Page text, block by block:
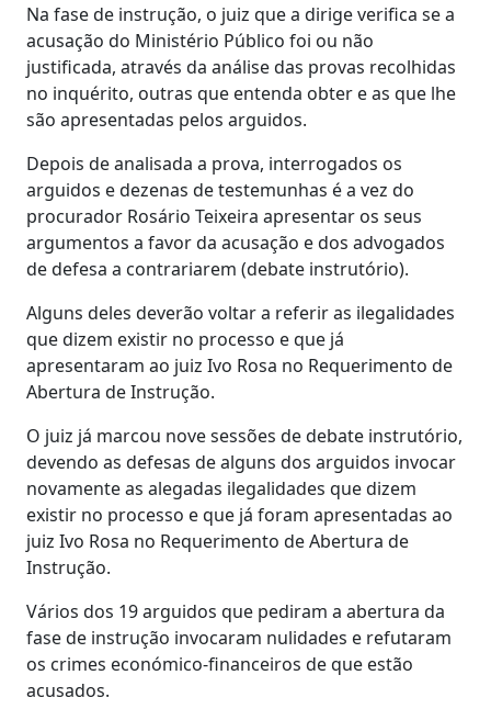
Na fase de instrução, o juiz que a dirige verifica se a
acusação do Ministério Público foi ou não
justificada, através da análise das provas recolhidas
no inquérito, outras que entenda obter e as que lhe
são apresentadas pelos arguidos.
Depois de analisada a prova, interrogados os
arguidos e dezenas de testemunhas é a vez do
procurador Rosário Teixeira apresentar os seus
argumentos a favor da acusação e dos advogados
de defesa a contrariarem (debate instrutório).
Alguns deles deverão voltar a referir as ilegalidades
que dizem existir no processo e que já
apresentaram ao juiz Ivo Rosa no Requerimento de
Abertura de Instrução.
O juiz já marcou nove sessões de debate instrutório,
devendo as defesas de alguns dos arguidos invocar
novamente as alegadas ilegalidades que dizem
existir no processo e que já foram apresentadas ao
juiz Ivo Rosa no Requerimento de Abertura de
Instrução.
Vários dos 19 arguidos que pediram a abertura da
fase de instrução invocaram nulidades e refutaram
os crimes económico-financeiros de que estão
acusados.